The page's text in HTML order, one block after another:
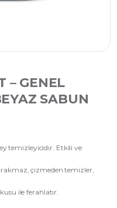
– GENEL
SABUN
temizleyicidir. Etkili ve
çizmeden temizler,
ile ferahlatır.